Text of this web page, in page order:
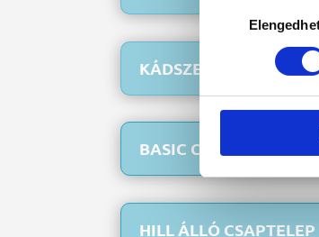
kiválasztása
KÁDSZEGÉLY CSOMAG
BASIC CSAPTELEP
HILL ÁLLÓ CSAPTELEP